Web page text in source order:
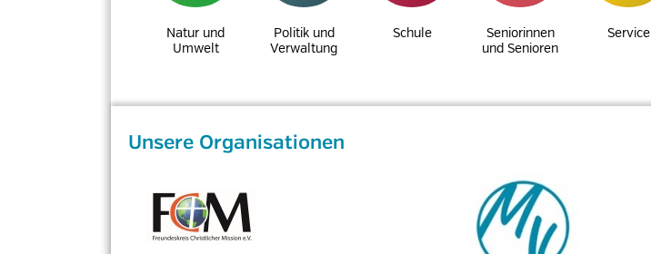
Natur und
Umwelt
Politik und
Verwaltung
Schule
Seniorinnen
und Senioren
Service
Unsere Organisationen